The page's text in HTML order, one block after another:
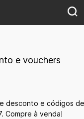
e vouchers
desconto e códigos de
Compre à venda!